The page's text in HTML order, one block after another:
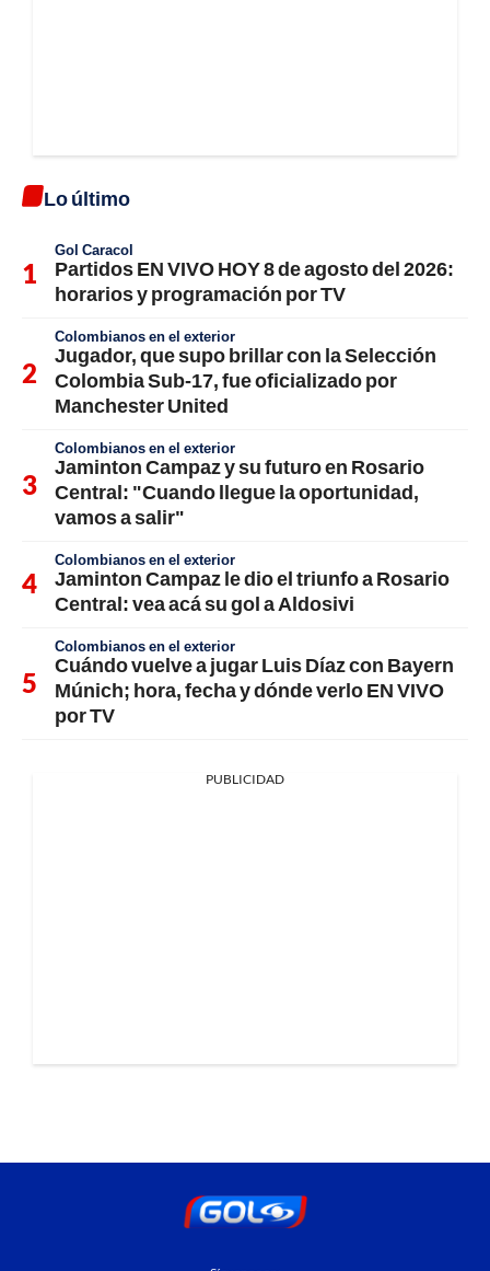
Lo último
Gol Caracol
Partidos EN VIVO HOY 8 de agosto del 2026:
horarios y programación por TV
Colombianos en el exterior
Jugador, que supo brillar con la Selección
Colombia Sub-17, fue oficializado por
Manchester United
Colombianos en el exterior
Jaminton Campaz y su futuro en Rosario
Central: "Cuando llegue la oportunidad,
vamos a salir"
Colombianos en el exterior
Jaminton Campaz le dio el triunfo a Rosario
Central: vea acá su gol a Aldosivi
Colombianos en el exterior
Cuándo vuelve a jugar Luis Díaz con Bayern
Múnich; hora, fecha y dónde verlo EN VIVO
por TV
PUBLICIDAD